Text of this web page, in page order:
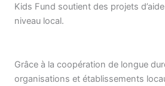
Kids Fund soutient des projets
niveau local.
Grâce à la coopération de longue
organisations et établissements